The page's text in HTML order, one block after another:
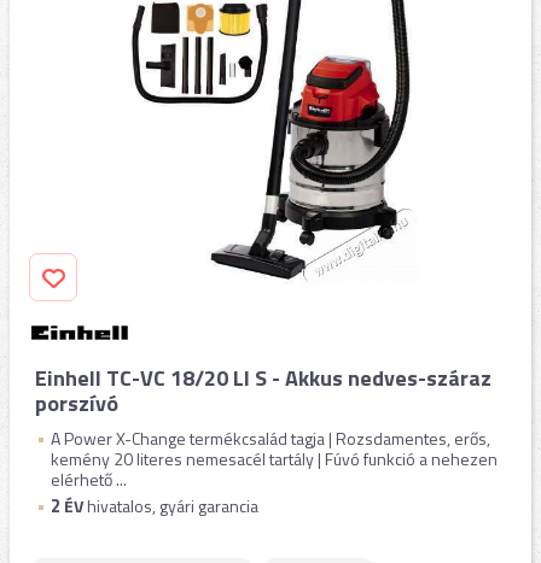
Einhell TC-VC 18/20 LI S - Akkus nedves-száraz
porszívó
A Power X-Change termékcsalád tagja | Rozsdamentes, erős,
kemény 20 literes nemesacél tartály | Fúvó funkció a nehezen
elérhető ...
2 ÉVhivatalos, gyári garancia